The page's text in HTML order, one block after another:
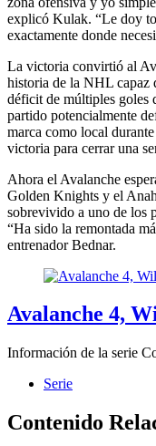
explicó Kulak. “Le doy
exactamente donde
La victoria convirtió al
historia de la NHL capaz
déficit de múltiples goles
partido potencialmente
marca como local
victoria para cerrar una
Ahora el Avalanche
Golden Knights y el
sobrevivido a uno de los
“Ha sido la remontada
entrenador Bednar.
Avalanche 4,
Información de la serie
Serie
Contenido